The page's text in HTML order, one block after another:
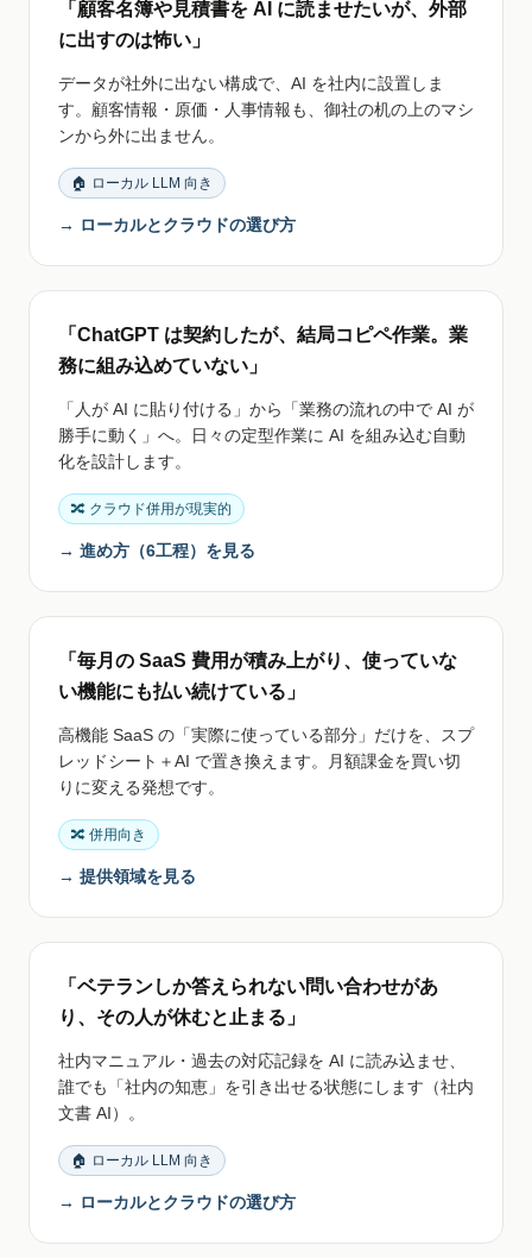
「顧客名簿や見積書を AI に読ませたいが、外部
に出すのは怖い」
データが社外に出ない構成で、AI を社内に設置しま
す。顧客情報・原価・人事情報も、御社の机の上のマシ
ンから外に出ません。
🏠 ローカル LLM 向き
→ ローカルとクラウドの選び方
「ChatGPT は契約したが、結局コピペ作業。業
務に組み込めていない」
「人が AI に貼り付ける」から「業務の流れの中で AI が
勝手に動く」へ。日々の定型作業に AI を組み込む自動
化を設計します。
🔀 クラウド併用が現実的
→ 進め方（6工程）を見る
「毎月の SaaS 費用が積み上がり、使っていな
い機能にも払い続けている」
高機能 SaaS の「実際に使っている部分」だけを、スプ
レッドシート＋AI で置き換えます。月額課金を買い切
りに変える発想です。
🔀 併用向き
→ 提供領域を見る
「ベテランしか答えられない問い合わせがあ
り、その人が休むと止まる」
社内マニュアル・過去の対応記録を AI に読み込ませ、
誰でも「社内の知恵」を引き出せる状態にします（社内
文書 AI）。
🏠 ローカル LLM 向き
→ ローカルとクラウドの選び方